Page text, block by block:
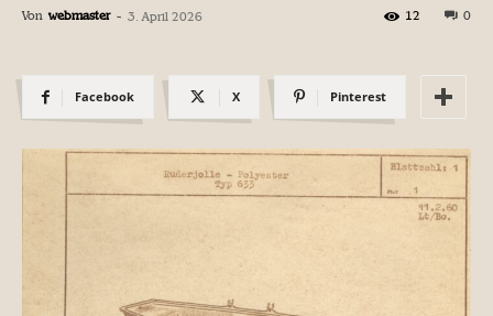
Von webmaster - 3. April 2026 0
12
Facebook X Pinterest